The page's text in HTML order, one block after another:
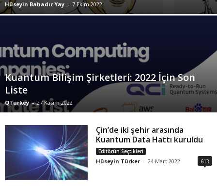
Hüseyin Bahadır Yay - 7 Ekim 2022
Kuantum Bilişim Şirketleri: 2022 İçin Son
Liste
QTurkey - 27 Kasım 2022
Çin’de iki şehir arasında
Kuantum Data Hattı kuruldu
Editörün Seçtikleri
Hüseyin Türker - 24 Mart 2022 613